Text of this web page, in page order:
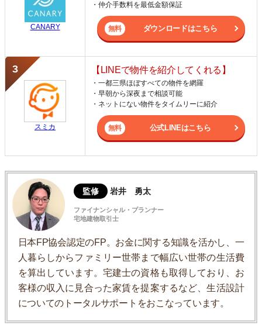
CANARY
・仲介手数料を最低金額保証
ダウンロードはこちら
スミカ
【LINEで物件を紹介してくれる】
・一都三県ほぼすべての物件を網羅
・早朝から深夜まで相談可能
・ネットにない物件をタイムリーに紹介
公式LINEはこちら
監修 岩井 勇太
ファイナンシャル・プランナー
宅地建物取引士
日本FP協会認定のFP。お金に関する知識を活かし、一
人暮らしからファミリー世帯まで幅広い世帯の生活費
を算出しています。宅建士の資格も取得しており、お
客様の収入に見合った家賃を提案するなど、生活設計
についてのトータルサポートをおこなっています。